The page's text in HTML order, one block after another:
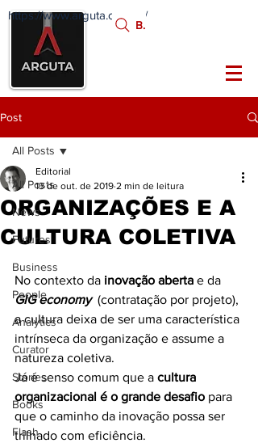
FATOS
https://www.arguta.com.br/
Busca:
Post
All Posts
News
Futures
Business
People
Analytics
Curator
Stories
Books
Flash
All Posts
ORGANIZAÇÕES E A
CULTURA COLETIVA
Editorial
13 de out. de 2019 2 min de leitura
No contexto da inovação aberta e da
GIG economy
  (contratação por projeto),
a cultura deixa de ser uma característica
intrínseca da organização e assume a
natureza coletiva.
Já é senso comum que a cultura
organizacional é o grande desafio para
que o caminho da inovação possa ser
trilhado com eficiência.